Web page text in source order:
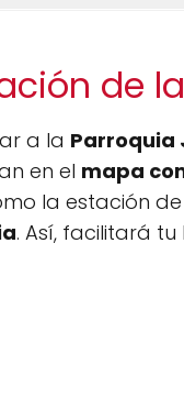
de
a la Parroquia
en el mapa
la estación
. Así, facilitará